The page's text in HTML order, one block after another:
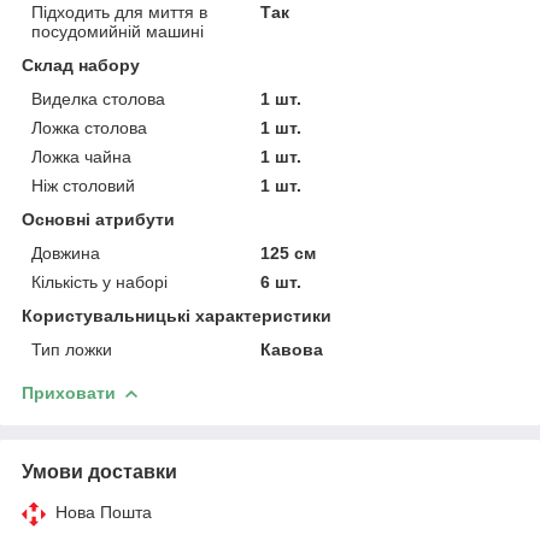
Підходить для миття в
посудомийній машині
Так
Склад набору
Виделка столова
1 шт.
Ложка столова
1 шт.
Ложка чайна
1 шт.
Ніж столовий
1 шт.
Основні атрибути
Довжина
125 см
Кількість у наборі
6 шт.
Користувальницькі характеристики
Тип ложки
Кавова
Приховати
Умови доставки
Нова Пошта